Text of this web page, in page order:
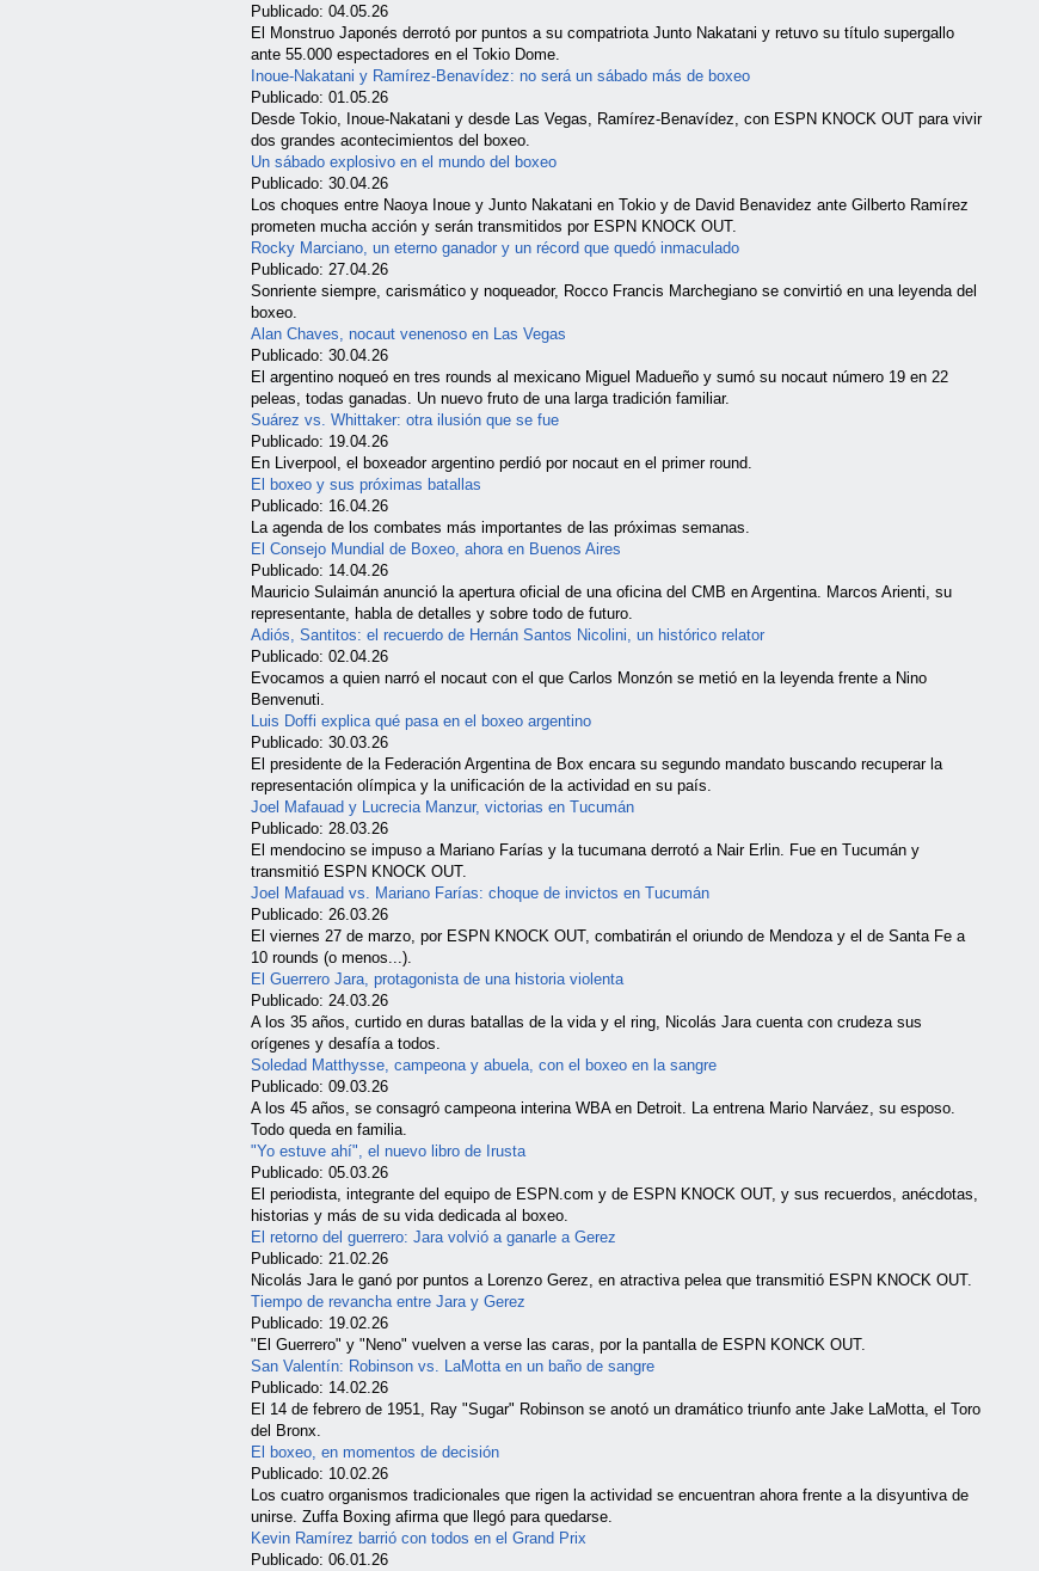
Publicado: 04.05.26
El Monstruo Japonés derrotó por puntos a su compatriota Junto Nakatani y retuvo su título supergallo
ante 55.000 espectadores en el Tokio Dome.
Inoue-Nakatani y Ramírez-Benavídez: no será un sábado más de boxeo
Publicado: 01.05.26
Desde Tokio, Inoue-Nakatani y desde Las Vegas, Ramírez-Benavídez, con ESPN KNOCK OUT para vivir
dos grandes acontecimientos del boxeo.
Un sábado explosivo en el mundo del boxeo
Publicado: 30.04.26
Los choques entre Naoya Inoue y Junto Nakatani en Tokio y de David Benavidez ante Gilberto Ramírez
prometen mucha acción y serán transmitidos por ESPN KNOCK OUT.
Rocky Marciano, un eterno ganador y un récord que quedó inmaculado
Publicado: 27.04.26
Sonriente siempre, carismático y noqueador, Rocco Francis Marchegiano se convirtió en una leyenda del
boxeo.
Alan Chaves, nocaut venenoso en Las Vegas
Publicado: 30.04.26
El argentino noqueó en tres rounds al mexicano Miguel Madueño y sumó su nocaut número 19 en 22
peleas, todas ganadas. Un nuevo fruto de una larga tradición familiar.
Suárez vs. Whittaker: otra ilusión que se fue
Publicado: 19.04.26
En Liverpool, el boxeador argentino perdió por nocaut en el primer round.
El boxeo y sus próximas batallas
Publicado: 16.04.26
La agenda de los combates más importantes de las próximas semanas.
El Consejo Mundial de Boxeo, ahora en Buenos Aires
Publicado: 14.04.26
Mauricio Sulaimán anunció la apertura oficial de una oficina del CMB en Argentina. Marcos Arienti, su
representante, habla de detalles y sobre todo de futuro.
Adiós, Santitos: el recuerdo de Hernán Santos Nicolini, un histórico relator
Publicado: 02.04.26
Evocamos a quien narró el nocaut con el que Carlos Monzón se metió en la leyenda frente a Nino
Benvenuti.
Luis Doffi explica qué pasa en el boxeo argentino
Publicado: 30.03.26
El presidente de la Federación Argentina de Box encara su segundo mandato buscando recuperar la
representación olímpica y la unificación de la actividad en su país.
Joel Mafauad y Lucrecia Manzur, victorias en Tucumán
Publicado: 28.03.26
El mendocino se impuso a Mariano Farías y la tucumana derrotó a Nair Erlin. Fue en Tucumán y
transmitió ESPN KNOCK OUT.
Joel Mafauad vs. Mariano Farías: choque de invictos en Tucumán
Publicado: 26.03.26
El viernes 27 de marzo, por ESPN KNOCK OUT, combatirán el oriundo de Mendoza y el de Santa Fe a
10 rounds (o menos...).
El Guerrero Jara, protagonista de una historia violenta
Publicado: 24.03.26
A los 35 años, curtido en duras batallas de la vida y el ring, Nicolás Jara cuenta con crudeza sus
orígenes y desafía a todos.
Soledad Matthysse, campeona y abuela, con el boxeo en la sangre
Publicado: 09.03.26
A los 45 años, se consagró campeona interina WBA en Detroit. La entrena Mario Narváez, su esposo.
Todo queda en familia.
"Yo estuve ahí", el nuevo libro de Irusta
Publicado: 05.03.26
El periodista, integrante del equipo de ESPN.com y de ESPN KNOCK OUT, y sus recuerdos, anécdotas,
historias y más de su vida dedicada al boxeo.
El retorno del guerrero: Jara volvió a ganarle a Gerez
Publicado: 21.02.26
Nicolás Jara le ganó por puntos a Lorenzo Gerez, en atractiva pelea que transmitió ESPN KNOCK OUT.
Tiempo de revancha entre Jara y Gerez
Publicado: 19.02.26
"El Guerrero" y "Neno" vuelven a verse las caras, por la pantalla de ESPN KONCK OUT.
San Valentín: Robinson vs. LaMotta en un baño de sangre
Publicado: 14.02.26
El 14 de febrero de 1951, Ray "Sugar" Robinson se anotó un dramático triunfo ante Jake LaMotta, el Toro
del Bronx.
El boxeo, en momentos de decisión
Publicado: 10.02.26
Los cuatro organismos tradicionales que rigen la actividad se encuentran ahora frente a la disyuntiva de
unirse. Zuffa Boxing afirma que llegó para quedarse.
Kevin Ramírez barrió con todos en el Grand Prix
Publicado: 06.01.26